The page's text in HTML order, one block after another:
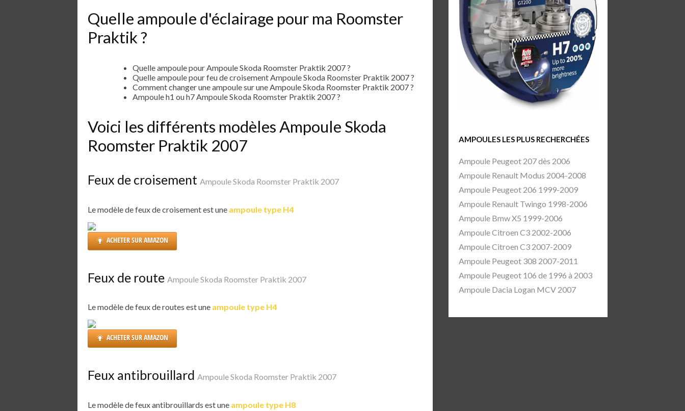
Quelle ampoule d'éclairage pour ma Roomster
Praktik ?
Quelle ampoule pour Ampoule Skoda Roomster Praktik 2007 ?
Quelle ampoule pour feu de croisement Ampoule Skoda Roomster Praktik 2007 ?
Comment changer une ampoule sur une Ampoule Skoda Roomster Praktik 2007 ?
Ampoule h1 ou h7 Ampoule Skoda Roomster Praktik 2007 ?
Voici les différents modèles Ampoule Skoda
Roomster Praktik 2007
Feux de croisement Ampoule Skoda Roomster Praktik 2007
Le modèle de feux de croisement est une ampoule type H4
ACHETER SUR AMAZON
Feux de route Ampoule Skoda Roomster Praktik 2007
Le modèle de feux de routes est une ampoule type H4
ACHETER SUR AMAZON
Feux antibrouillard Ampoule Skoda Roomster Praktik 2007
Le modèle de feux antibrouillards est une ampoule type H8
AMPOULES LES PLUS RECHERCHÉES
Ampoule Peugeot 207 dès 2006
Ampoule Renault Modus 2004-2008
Ampoule Peugeot 206 1999-2009
Ampoule Renault Twingo 1998-2006
Ampoule Bmw X5 1999-2006
Ampoule Citroen C3 2002-2006
Ampoule Citroen C3 2007-2009
Ampoule Peugeot 308 2007-2011
Ampoule Peugeot 106 de 1996 à 2003
Ampoule Dacia Logan MCV 2007